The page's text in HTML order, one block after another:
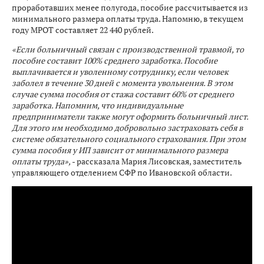
проработавших менее полугода, пособие рассчитывается из
минимального размера оплаты труда. Напомню, в текущем
году МРОТ составляет 22 440 рублей.
«Если больничный связан с производственной травмой, то
пособие составит 100% среднего заработка. Пособие
выплачивается и уволенному сотруднику, если человек
заболел в течение 30 дней с момента увольнения. В этом
случае сумма пособия от стажа составит 60% от среднего
заработка. Напомним, что индивидуальные
предприниматели также могут оформить больничный лист.
Для этого им необходимо добровольно застраховать себя в
системе обязательного социального страхования. При этом
сумма пособия у ИП зависит от минимального размера
оплаты труда», - рассказала Мария Лисовская, заместитель
управляющего отделением СФР по Ивановской области.